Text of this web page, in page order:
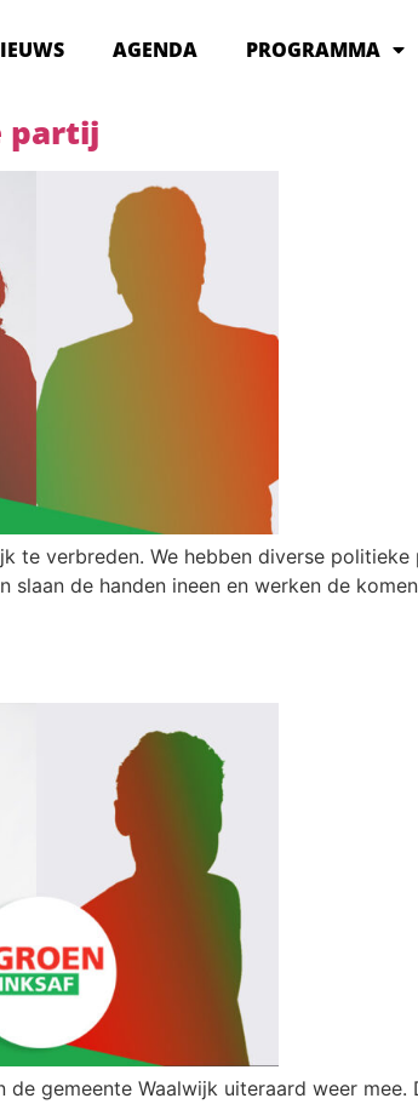
AGENDA PROGRAMMA
partij
verbreden. We hebben diverse
de handen ineen en werken de
gemeente Waalwijk uiteraard weer